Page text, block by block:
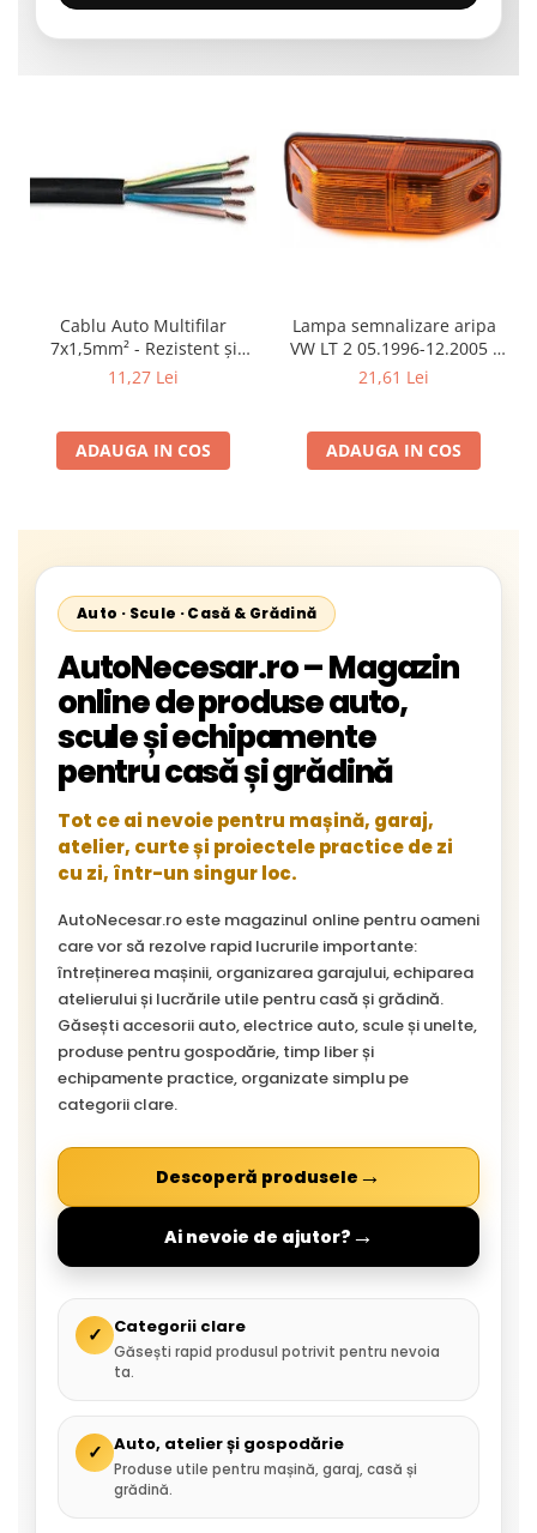
Cablu Auto Multifilar
7x1,5mm² - Rezistent și
Flexibil pentru Remorci 12V-
11,27 Lei
ADAUGA IN COS
Lampa semnalizare aripa
VW LT 2 05.1996-12.2005 ;
Mercedes Sprinter 1995-
Neoplan Euroliner,
Starliner,Centroliner,
21,61 Lei
ADAUGA IN COS
Auto · Scule · Casă & Grădină
AutoNecesar.ro – Magazin
online de produse auto,
scule și echipamente
pentru casă și grădină
Tot ce ai nevoie pentru mașină, garaj,
atelier, curte și proiectele practice de zi
cu zi, într-un singur loc.
AutoNecesar.ro este magazinul online pentru oameni
care vor să rezolve rapid lucrurile importante:
întreținerea mașinii, organizarea garajului, echiparea
atelierului și lucrările utile pentru casă și grădină.
Găsești accesorii auto, electrice auto, scule și unelte,
produse pentru gospodărie, timp liber și
echipamente practice, organizate simplu pe
categorii clare.
Descoperă produsele →
Ai nevoie de ajutor? →
✓ Categorii clare
Găsești rapid produsul potrivit pentru nevoia
ta.
✓ Auto, atelier și gospodărie
Produse utile pentru mașină, garaj, casă și
grădină.